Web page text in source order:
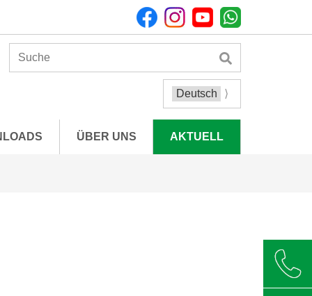
ÜBER UNS AKTUELL